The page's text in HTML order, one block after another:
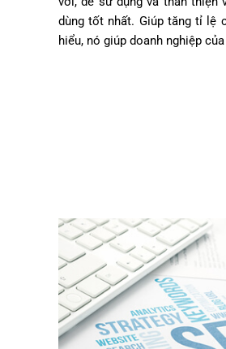
dùng tốt nhất. Giúp tăng tỉ lệ
hiểu, nó giúp doanh nghiệp